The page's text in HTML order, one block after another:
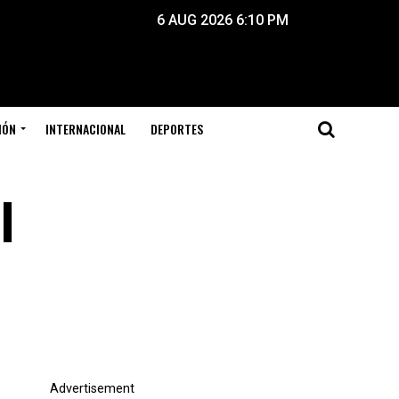
6 AUG 2026 6:10 PM
INTERNACIONAL DEPORTES
Advertisement